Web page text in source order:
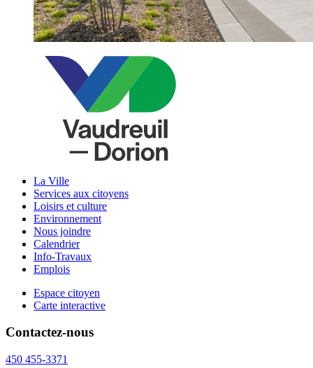
La Ville
Services aux citoyens
Loisirs et culture
Environnement
Nous joindre
Calendrier
Info-Travaux
Emplois
Espace citoyen
Carte interactive
Contactez-nous
450 455-3371